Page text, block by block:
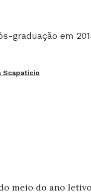
graduação em
Scapaticio
meio do ano